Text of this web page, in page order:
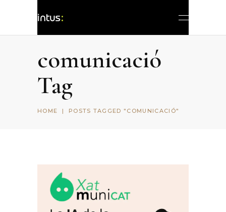
comunicació
Tag
HOME | POSTS TAGGED "COMUNICACIÓ"